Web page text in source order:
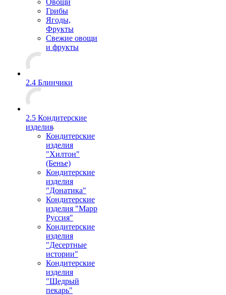
Овощи
Грибы
Ягоды,
Фрукты
Свежие овощи
и фрукты
2.4 Блинчики
2.5 Кондитерские
изделия
Кондитерские
изделия
"Хилтон"
(Бенье)
Кондитерские
изделия
"Донатика"
Кондитерские
изделия "Марр
Руссия"
Кондитерские
изделия
"Десертные
истории"
Кондитерские
изделия
"Щедрый
пекарь"